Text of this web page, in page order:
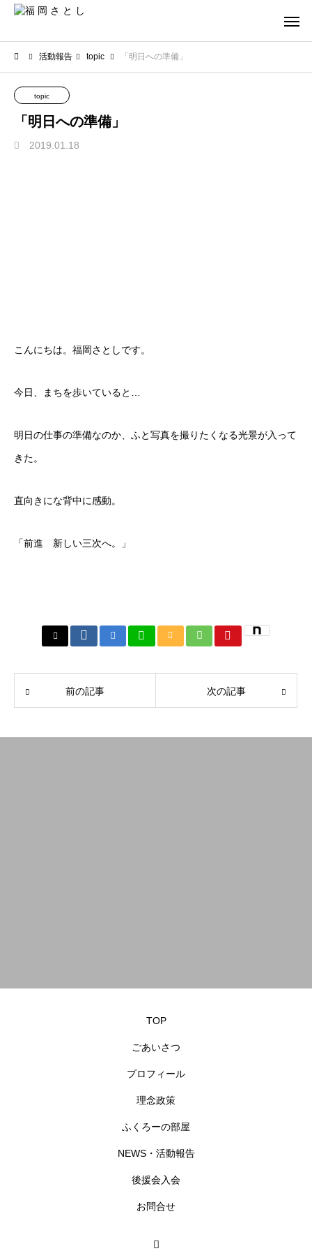
活動報告 topic 「明日への準備」
topic
「明日への準備」
2019.01.18
こんにちは。福岡さとしです。
今日、まちを歩いていると…
明日の仕事の準備なのか、ふと写真を撮りたくなる光景が入って
きた。
直向きにな背中に感動。
「前進 新しい三次へ。」
前の記事 次の記事
TOP
ごあいさつ
プロフィール
理念政策
ふくろーの部屋
NEWS・活動報告
後援会入会
お問合せ